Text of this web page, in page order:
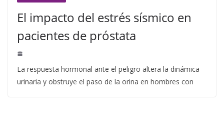
El impacto del estrés sísmico en
pacientes de próstata
La respuesta hormonal ante el peligro altera la dinámica
urinaria y obstruye el paso de la orina en hombres con